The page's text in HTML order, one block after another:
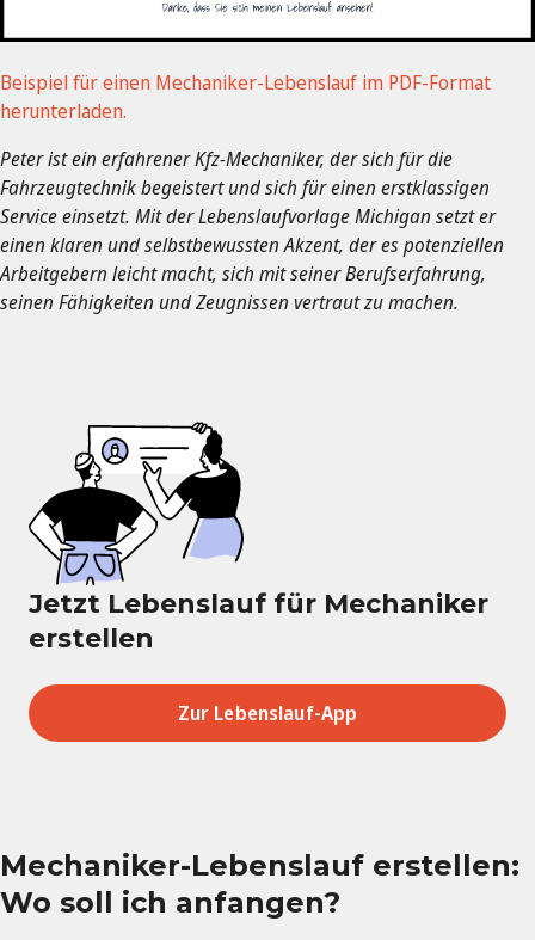
Beispiel für einen Mechaniker-Lebenslauf im PDF-Format
herunterladen.
Peter ist ein erfahrener Kfz-Mechaniker, der sich für die
Fahrzeugtechnik begeistert und sich für einen erstklassigen
Service einsetzt. Mit der Lebenslaufvorlage Michigan setzt er
einen klaren und selbstbewussten Akzent, der es potenziellen
Arbeitgebern leicht macht, sich mit seiner Berufserfahrung,
seinen Fähigkeiten und Zeugnissen vertraut zu machen.
Jetzt Lebenslauf für Mechaniker
erstellen
Zur Lebenslauf-App
Mechaniker-Lebenslauf erstellen:
Wo soll ich anfangen?